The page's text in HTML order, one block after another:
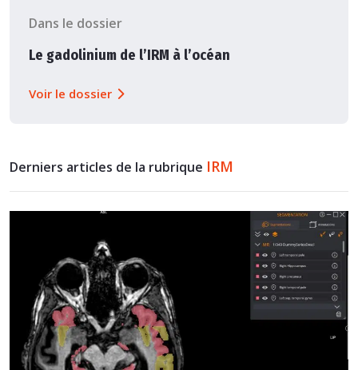
Dans le dossier
Le gadolinium de l’IRM à l’océan
Voir le dossier
Derniers articles de la rubrique IRM